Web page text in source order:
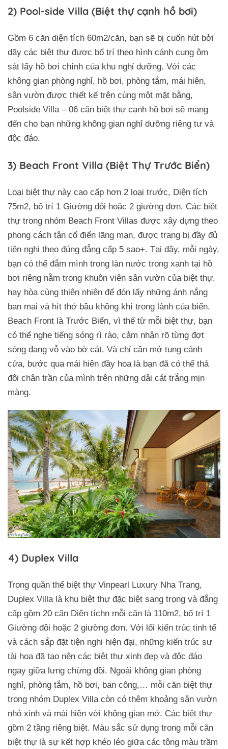
2) Pool-side Villa (Biệt thự cạnh hồ bơi)
Gồm 6 căn diện tích 60m2/căn, bạn sẽ bị cuốn hút bởi
dãy các biệt thự được bố trí theo hình cánh cung ôm
sát lấy hồ bơi chính của khu nghỉ dưỡng. Với các
không gian phòng nghỉ, hồ bơi, phòng tắm, mái hiên,
sân vườn được thiết kế trên cùng một mặt bằng,
Poolside Villa – 06 căn biệt thự cạnh hồ bơi sẽ mang
đến cho bạn những không gian nghỉ dưỡng riêng tư và
độc đáo.
3) Beach Front Villa (Biệt Thự Trước Biển)
Loại biệt thự này cao cấp hơn 2 loại trước, Diện tích
75m2, bố trí 1 Giường đôi hoặc 2 giường đơn. Các biệt
thự trong nhóm Beach Front Villas được xây dựng theo
phong cách tân cổ điển lãng mạn, được trang bị đầy đủ
tiện nghi theo đúng đẳng cấp 5 sao+. Tại đây, mỗi ngày,
bạn có thể đắm mình trong làn nước trong xanh tại hồ
bơi riêng nằm trong khuôn viên sân vườn của biệt thự,
hay hòa cùng thiên nhiên để đón lấy những ánh nắng
ban mai và hít thở bầu không khí trong lành của biển.
Beach Front là Trước Biển, vì thế từ mỗi biệt thự, bạn
có thể nghe tiếng sóng rì rào, cảm nhận rõ từng đợt
sóng đang vỗ vào bờ cát. Và chỉ cần mở tung cánh
cửa, bước qua mái hiên đầy hoa là bạn đã có thể thả
đôi chân trần của mình trên những dải cát trắng mịn
màng.
4) Duplex Villa
Trong quần thể biệt thự Vinpearl Luxury Nha Trang,
Duplex Villa là khu biệt thự đặc biệt sang trọng và đẳng
cấp gồm 20 căn Diện tíchn mỗi căn là 110m2, bố trí 1
Giường đôi hoặc 2 giường đơn. Với lối kiến trúc tinh tế
và cách sắp đặt tiện nghi hiện đại, những kiến trúc sư
tài hoa đã tạo nên các biệt thự xinh đẹp và độc đáo
ngay giữa lưng chừng đồi. Ngoài không gian phòng
nghỉ, phòng tắm, hồ bơi, ban công,… mỗi căn biệt thự
trong nhóm Duplex Villa còn có thêm khoảng sân vườn
nhỏ xinh và mái hiên với không gian mở. Các biệt thự
gồm 2 tầng riêng biệt. Màu sắc sử dụng trong mỗi căn
biệt thự là sự kết hợp khéo léo giữa các tông màu trầm